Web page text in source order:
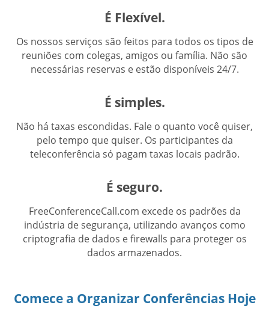
É Flexível.
Os nossos serviços são feitos para todos os tipos de
reuniões com colegas, amigos ou família. Não são
necessárias reservas e estão disponíveis 24/7.
É simples.
Não há taxas escondidas. Fale o quanto você quiser,
pelo tempo que quiser. Os participantes da
teleconferência só pagam taxas locais padrão.
É seguro.
FreeConferenceCall.com excede os padrões da
indústria de segurança, utilizando avanços como
criptografia de dados e firewalls para proteger os
dados armazenados.
Comece a Organizar Conferências Hoje